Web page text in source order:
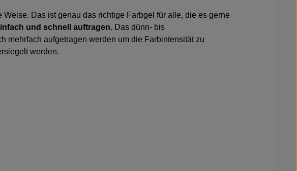
Das ist genau das richtige Farbgel für alle, die es gerne
und schnell auftragen. Das dünn- bis
mehrfach aufgetragen werden um die Farbintensität zu
werden.